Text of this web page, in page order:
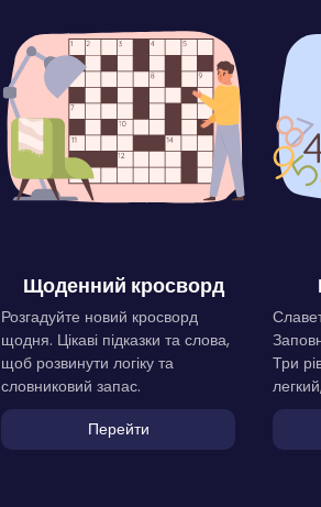
Щоденний кросворд
Розгадуйте новий кросворд
щодня. Цікаві підказки та слова,
щоб розвинути логіку та
словниковий запас.
Перейти
Три